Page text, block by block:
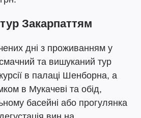
Закарпаттям
дні з проживанням у
та вишуканий тур
в палаці Шенборна, а
в Мукачеві та обід,
басейні або прогулянка